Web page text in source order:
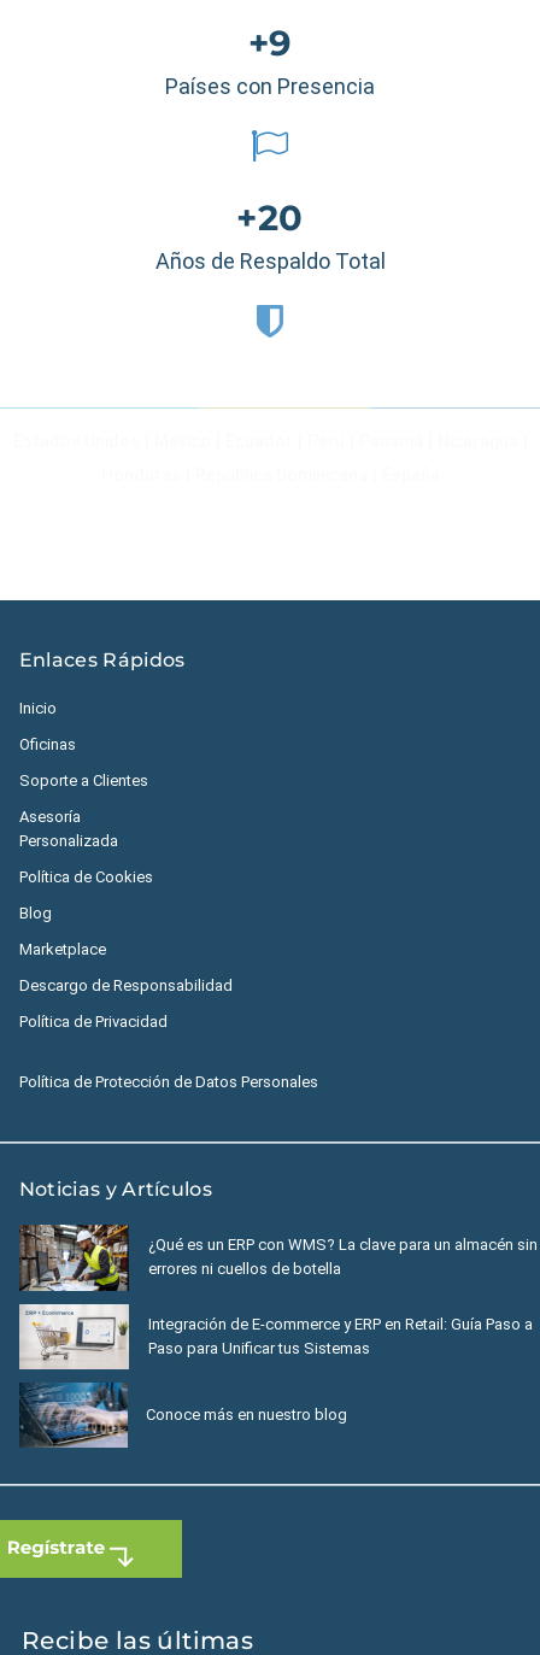
+9
Países con Presencia
+20
Años de Respaldo Total
Enlaces Rápidos
Inicio
Oficinas
Soporte a Clientes
Asesoría
Personalizada
Política de Cookies
Blog
Marketplace
Descargo de Responsabilidad
Política de Privacidad
Política de Protección de Datos Personales
Noticias y Artículos
¿Qué es un ERP con WMS? La clave para un almacén sin
errores ni cuellos de botella
Integración de E-commerce y ERP en Retail: Guía Paso a
Paso para Unificar tus Sistemas
Conoce más en nuestro blog
Recibe las últimas